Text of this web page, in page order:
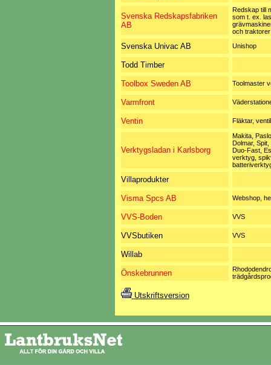
Svenska Redskapsfabriken
AB
Redskap till
som t. ex.
och traktorer
Svenska Univac AB Unishop
Todd Timber
Toolbox Sweden AB Toolmaster
Varmfront
Ventin Fläktar,
Verktygsladan i Karlsborg
Makita,
Dolmar, Spit,
Duo-Fast,
verktyg,
Villaprodukter
Visma Spcs AB Webshop,
VVS-Boden VVS
VVSbutiken VVS
Willab
Önskebrunnen
Utskriftsversion